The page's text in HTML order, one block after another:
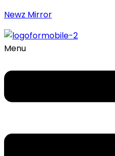
Newz Mirror
Menu